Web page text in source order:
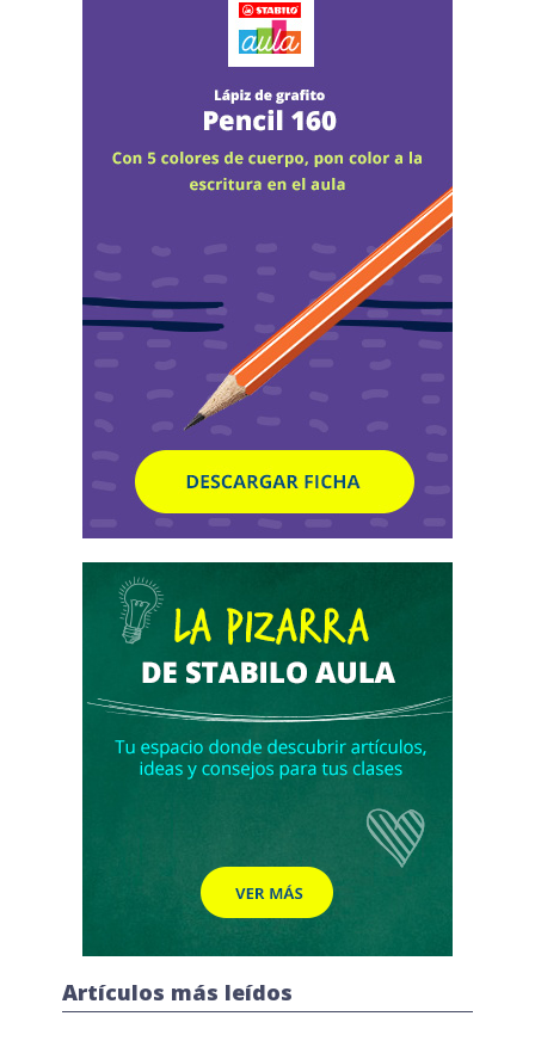
Artículos más leídos